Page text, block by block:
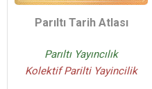
Parıltı Tarih Atlası
Parıltı Yayıncılık
Kolektif Parilti Yayincilik